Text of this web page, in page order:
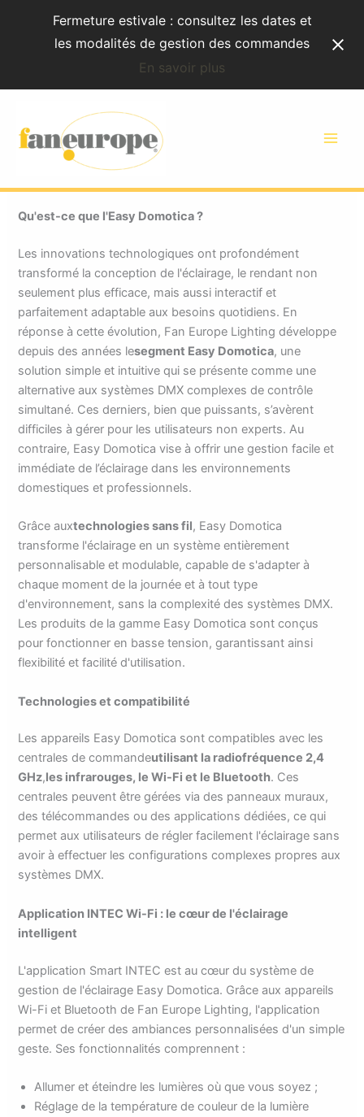
Fermeture estivale : consultez les dates et
les modalités de gestion des commandes
En savoir plus
Easy Domotica : l'alternative
simple aux systèmes DMX
de commande simultanée
Qu'est-ce que l'Easy Domotica ?
Les innovations technologiques ont profondément
transformé la conception de l'éclairage, le rendant non
seulement plus efficace, mais aussi interactif et
parfaitement adaptable aux besoins quotidiens. En
réponse à cette évolution, Fan Europe Lighting développe
depuis des années lesegment Easy Domotica, une
solution simple et intuitive qui se présente comme une
alternative aux systèmes DMX complexes de contrôle
simultané. Ces derniers, bien que puissants, s’avèrent
difficiles à gérer pour les utilisateurs non experts. Au
contraire, Easy Domotica vise à offrir une gestion facile et
immédiate de l’éclairage dans les environnements
domestiques et professionnels.
Grâce auxtechnologies sans fil, Easy Domotica
transforme l'éclairage en un système entièrement
personnalisable et modulable, capable de s'adapter à
chaque moment de la journée et à tout type
d'environnement, sans la complexité des systèmes DMX.
Les produits de la gamme Easy Domotica sont conçus
pour fonctionner en basse tension, garantissant ainsi
flexibilité et facilité d'utilisation.
Technologies et compatibilité
Les appareils Easy Domotica sont compatibles avec les
centrales de commandeutilisant la radiofréquence 2,4
GHz,les infrarouges, le Wi-Fi et le Bluetooth. Ces
centrales peuvent être gérées via des panneaux muraux,
des télécommandes ou des applications dédiées, ce qui
permet aux utilisateurs de régler facilement l'éclairage sans
avoir à effectuer les configurations complexes propres aux
systèmes DMX.
Application INTEC Wi-Fi : le cœur de l'éclairage
intelligent
L'application Smart INTEC est au cœur du système de
gestion de l'éclairage Easy Domotica. Grâce aux appareils
Wi-Fi et Bluetooth de Fan Europe Lighting, l'application
permet de créer des ambiances personnalisées d'un simple
geste. Ses fonctionnalités comprennent :
Allumer et éteindre les lumières où que vous soyez ;
Réglage de la température de couleur de la lumière